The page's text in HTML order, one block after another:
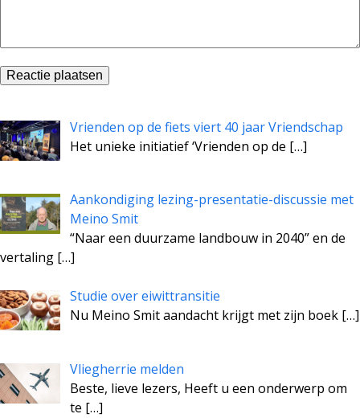
Vrienden op de fiets viert 40 jaar Vriendschap
Het unieke initiatief ‘Vrienden op de […]
Aankondiging lezing-presentatie-discussie met
Meino Smit
“Naar een duurzame landbouw in 2040” en de
vertaling […]
Studie over eiwittransitie
Nu Meino Smit aandacht krijgt met zijn boek […]
Vliegherrie melden
Beste, lieve lezers, Heeft u een onderwerp om
te […]